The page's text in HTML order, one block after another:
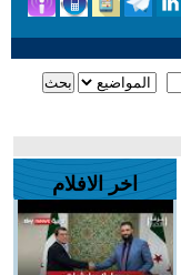
اخر الافلام